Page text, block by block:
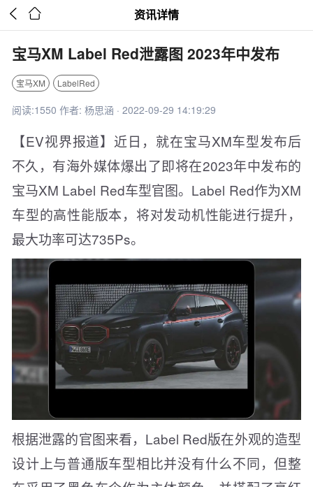
  资讯详情
宝马XM Label Red泄露图 2023年中发布
宝马XM LabelRed
阅读:1550 作者: 杨思涵 · 2022-09-29 14:19:29
【EV视界报道】近日，就在宝马XM车型发布后
不久，有海外媒体爆出了即将在2023年中发布的
宝马XM Label Red车型官图。Label Red作为XM
车型的高性能版本，将对发动机性能进行提升，
最大功率可达735Ps。
根据泄露的官图来看，Label Red版在外观的造型
设计上与普通版车型相比并没有什么不同，但整